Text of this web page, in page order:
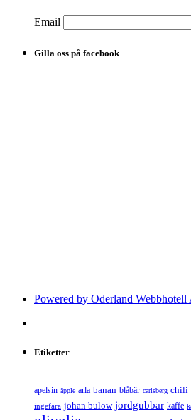
Email
Gilla oss på facebook
Powered by Oderland Webbhotell
Etiketter
apelsin äpple arla banan blåbär carlsberg chili
ingefära johan bulow jordgubbar kaffe